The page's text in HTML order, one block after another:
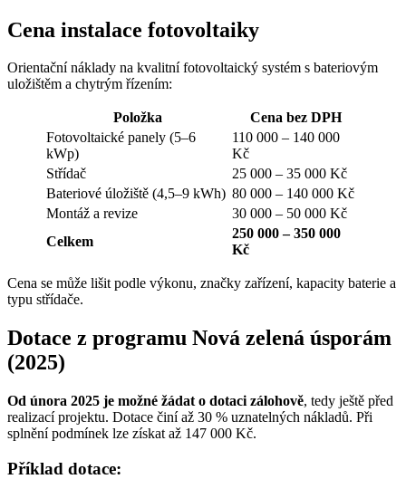
Cena instalace fotovoltaiky
Orientační náklady na kvalitní fotovoltaický systém s bateriovým
uložištěm a chytrým řízením:
Položka
Cena bez DPH
Fotovoltaické panely (5–6
kWp)
110 000 – 140 000
Kč
Střídač
25 000 – 35 000 Kč
Bateriové úložiště (4,5–9 kWh) 80 000 – 140 000 Kč
Montáž a revize
30 000 – 50 000 Kč
Celkem
250 000 – 350 000
Kč
Cena se může lišit podle výkonu, značky zařízení, kapacity baterie a
typu střídače.
Dotace z programu Nová zelená úsporám
(2025)
Od února 2025 je možné žádat o dotaci zálohově, tedy ještě před
realizací projektu. Dotace činí až 30 % uznatelných nákladů. Při
splnění podmínek lze získat až 147 000 Kč.
Příklad dotace: